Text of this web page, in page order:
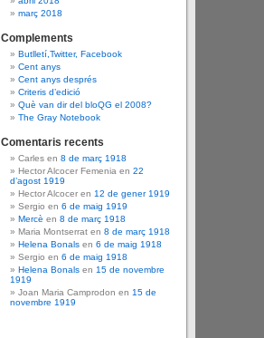
març 2018
Complements
Butlletí,Twitter, Facebook
Cent anys
Cent anys després
Criteris d’edició
Què van dir del bloQG el 2008?
The Gray Notebook
Comentaris recents
Carles en 8 de març 1918
Hector Alcocer Femenia en 22
d’agost 1919
Hector Alcocer en 12 de gener 1919
Sergio en 6 de maig 1919
Mercè en 8 de març 1918
Maria Montserrat en 8 de març 1918
Helena Bonals en 6 de maig 1918
Sergio en 6 de maig 1918
Helena Bonals en 15 de novembre
1919
Joan Maria Camprodon en 15 de
novembre 1919